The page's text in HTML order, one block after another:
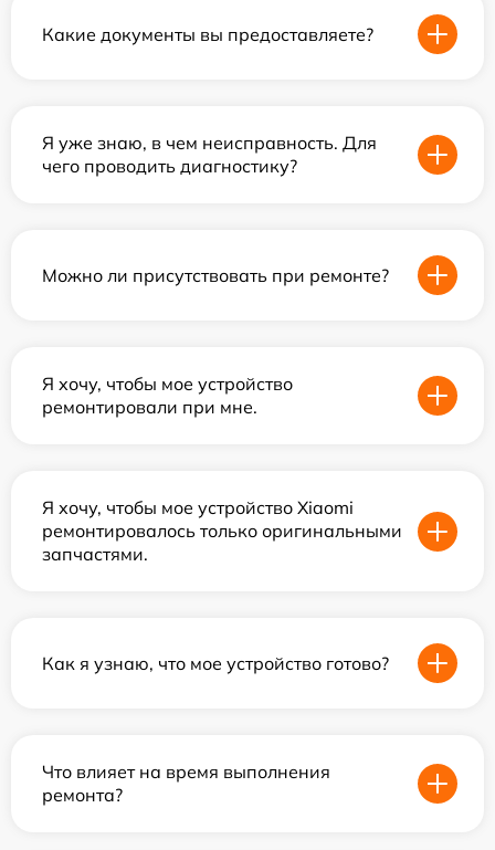
Какие документы вы предоставляете?
Я уже знаю, в чем неисправность. Для
чего проводить диагностику?
Можно ли присутствовать при ремонте?
Я хочу, чтобы мое устройство
ремонтировали при мне.
Я хочу, чтобы мое устройство Xiaomi
ремонтировалось только оригинальными
запчастями.
Как я узнаю, что мое устройство готово?
Что влияет на время выполнения
ремонта?